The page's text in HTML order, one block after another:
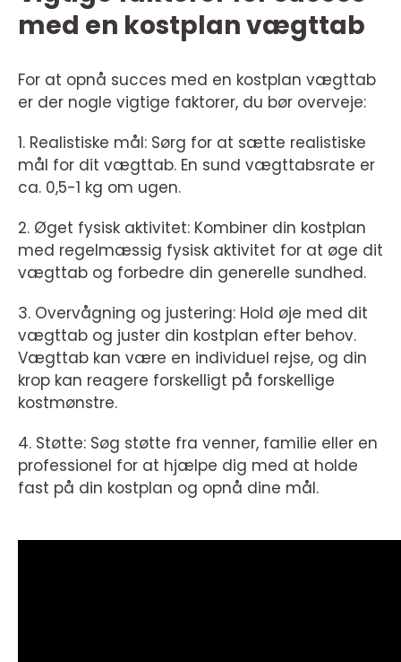
med en kostplan vægttab
For at opnå succes med en kostplan vægttab
er der nogle vigtige faktorer, du bør overveje:
1. Realistiske mål: Sørg for at sætte realistiske
mål for dit vægttab. En sund vægttabsrate er
ca. 0,5-1 kg om ugen.
2. Øget fysisk aktivitet: Kombiner din kostplan
med regelmæssig fysisk aktivitet for at øge dit
vægttab og forbedre din generelle sundhed.
3. Overvågning og justering: Hold øje med dit
vægttab og juster din kostplan efter behov.
Vægttab kan være en individuel rejse, og din
krop kan reagere forskelligt på forskellige
kostmønstre.
4. Støtte: Søg støtte fra venner, familie eller en
professionel for at hjælpe dig med at holde
fast på din kostplan og opnå dine mål.